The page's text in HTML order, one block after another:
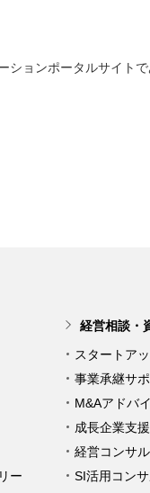
ションポータルサイト
ー
経営相談・
スタートア
事業承継サ
M&Aアドバ
成長企業支援
経営コンサ
SI活用コン